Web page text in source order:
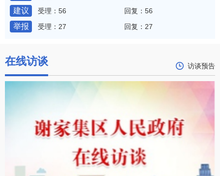
建议 受理：56 回复：56
举报 受理：27 回复：27
在线访谈 访谈预告